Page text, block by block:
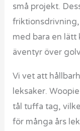
små projekt.
med bara en
äventyr över
Vi vet att
leksaker.
tål tuffa tag,
för många års